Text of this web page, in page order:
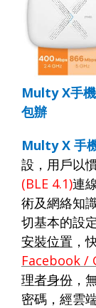
Multy X手機
包辦
Multy X 手
設，用戶以
(BLE 4.1)連
術及網絡知
切基本的設
安裝位置 ，
Facebook /
理者身份 ，
密碼，經雲